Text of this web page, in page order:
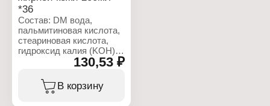
*36
Состав: DM вода,
пальмитиновая кислота,
стеариновая кислота,
гидроксид калия (KOH),
лауриновая кислота,
сорбитол 70% IP,
кокоамидопропилбетаин,
130,53 ₽
В корзину